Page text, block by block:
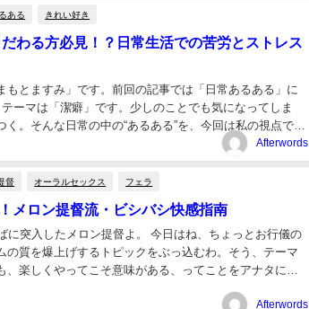
ある きれい好き
わる方必見！？日常生活での苦労とストレス
もとますみ」です。前回の記事では「日常あるある」に
ーマは「潔癖」です。少しのことでも気になってしま
。そんな日常の中の“あるある”を、今回は私の視点でま
ってしまうタイプの生...
Afterwords
督 オーラルセックス フェラ
メロン提督流・ビシバシ快感指南
に突入したメロン提督よ。 今日はね、ちょっとお行儀の
の質を爆上げするトピックをぶっ込むわ。そう、テーマ
楽しくやってこそ意味がある、ってことをアナタにビ
Afterwords